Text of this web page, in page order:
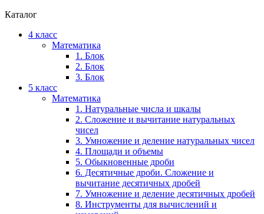
Каталог
4 класс
Математика
1. Блок
2. Блок
3. Блок
5 класс
Математика
1. Натуральные числа и шкалы
2. Сложение и вычитание натуральных
чисел
3. Умножение и деление натуральных чисел
4. Площади и объемы
5. Обыкновенные дроби
6. Десятичные дроби. Сложение и
вычитание десятичных дробей
7. Умножение и деление десятичных дробей
8. Инструменты для вычислений и